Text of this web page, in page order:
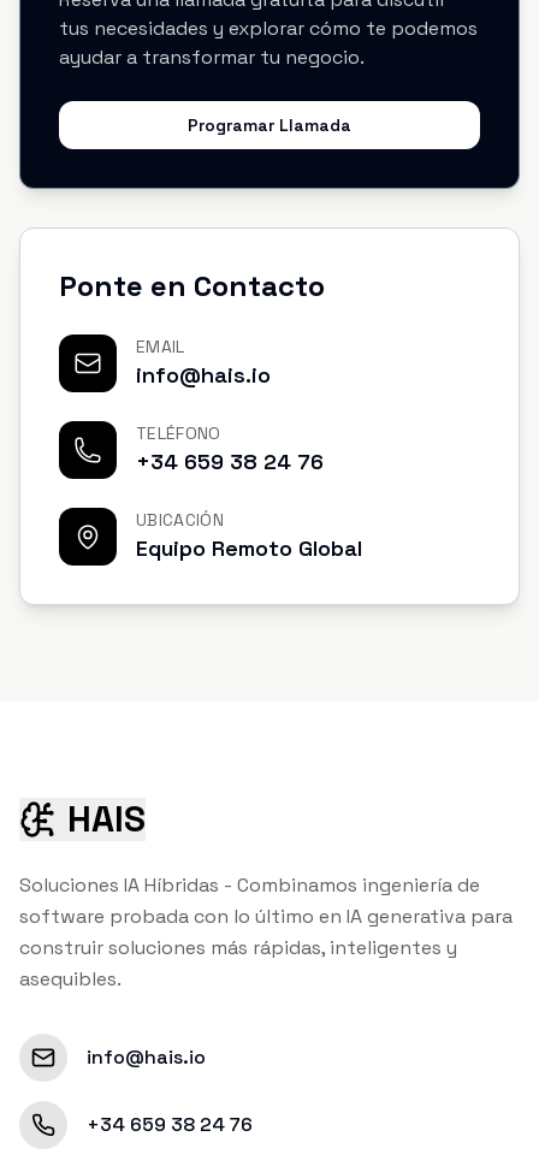
tus necesidades y explorar cómo te podemos
ayudar a transformar tu negocio.
Programar Llamada
Ponte en Contacto
EMAIL
info@hais.io
TELÉFONO
+34 659 38 24 76
UBICACIÓN
Equipo Remoto Global
HAIS
Soluciones IA Híbridas - Combinamos ingeniería de
software probada con lo último en IA generativa para
construir soluciones más rápidas, inteligentes y
asequibles.
info@hais.io
+34 659 38 24 76